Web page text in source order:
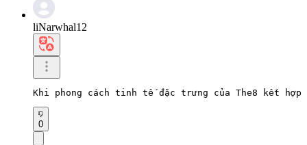
liNarwhal12
Khi phong cách tinh tế đặc trưng của The8 kết
0